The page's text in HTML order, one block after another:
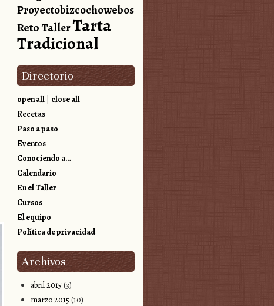
Proyectobizcochowebos
Reto TallerTarta
Tradicional
Directorio
open all
close all
Recetas
Paso a paso
Eventos
Conociendo a…
Calendario
En el Taller
Cursos
El equipo
Política de privacidad
Archivos
abril 2015 (3)
marzo 2015 (10)